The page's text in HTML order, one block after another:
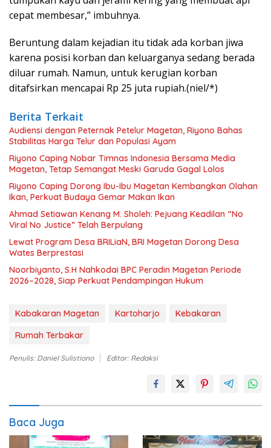
cepat membesar,” imbuhnya.
Beruntung dalam kejadian itu tidak ada korban jiwa
karena posisi korban dan keluarganya sedang berada
diluar rumah. Namun, untuk kerugian korban
ditafsirkan mencapai Rp 25 juta rupiah.(niel/*)
Berita Terkait
Audiensi dengan Peternak Petelur Magetan, Riyono Bahas
Stabilitas Harga Telur dan Populasi Ayam
Riyono Caping Nobar Timnas Indonesia Bersama Media
Magetan, Tetap Semangat Meski Garuda Gagal Lolos
Riyono Caping Dorong Ibu-Ibu Magetan Kembangkan Olahan
Ikan, Perkuat Budaya Gemar Makan Ikan
Ahmad Setiawan Kenang M. Sholeh: Pejuang Keadilan “No
Viral No Justice” Telah Berpulang
Lewat Program Desa BRILiaN, BRI Magetan Dorong Desa
Wates Berprestasi
Noorbiyanto, S.H Nahkodai BPC Peradin Magetan Periode
2026–2028, Siap Perkuat Pendampingan Hukum
Kabakaran Magetan Kartoharjo
Kebakaran
Rumah Terbakar
Penulis: Daniel Sulistiono Editor: Redaksi
Baca Juga